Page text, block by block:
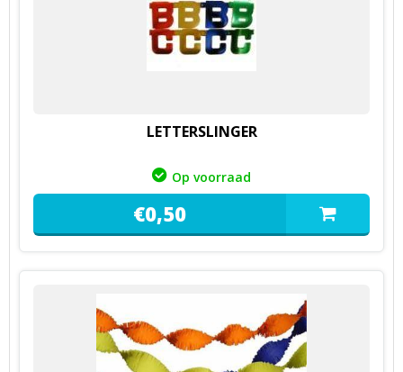
LETTERSLINGER
Op voorraad
€0,50